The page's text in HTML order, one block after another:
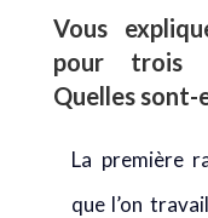
Vous
pour trois
Quelles sont-
La première
que l’on